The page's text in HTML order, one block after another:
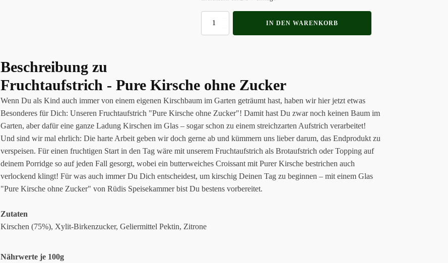
Fruchtaufstrich
IN DEN WARENKORB
Beschreibung zu
Fruchtaufstrich - Pure Kirsche ohne Zucker
Wenn Du als Kind auch immer von einem eigenen Kirschbaum im Garten geträumt hast, haben wir hier jetzt etwas
Besonderes für Dich: Unseren Fruchtaufstrich "Pure Kirsche ohne Zucker"! Damit hast Du zwar noch keinen Baum im
Garten, aber dafür eine ganze Ladung Kirschen im Glas – sogar schon zu einem streichzarten Aufstrich verarbeitet!
Und sind wir mal ehrlich: Die harte Arbeit geben wir doch gerne ab und kümmern uns lieber darum, das Endprodukt zu
verspeisen. Für einen fruchtigen Start in den Tag wäre mit unserem Fruchtaufstrich als Brotaufstrich oder Topping auf
deinem Porridge so auf jeden Fall gesorgt, wobei ein butterweiches Croissant mit Purer Kirsche bestrichen auch
verlockend klingt! Für was auch immer Du Dich entscheidest, um kirschig Deinen Tag zu beginnen – mit einem Glas
"Pure Kirsche ohne Zucker" von Rüdis Speisekammer bist Du bestens vorbereitet.
Zutaten
Kirschen (75%), Xylit-Birkenzucker, Geliermittel Pektin, Zitrone
Nährwerte je 100g